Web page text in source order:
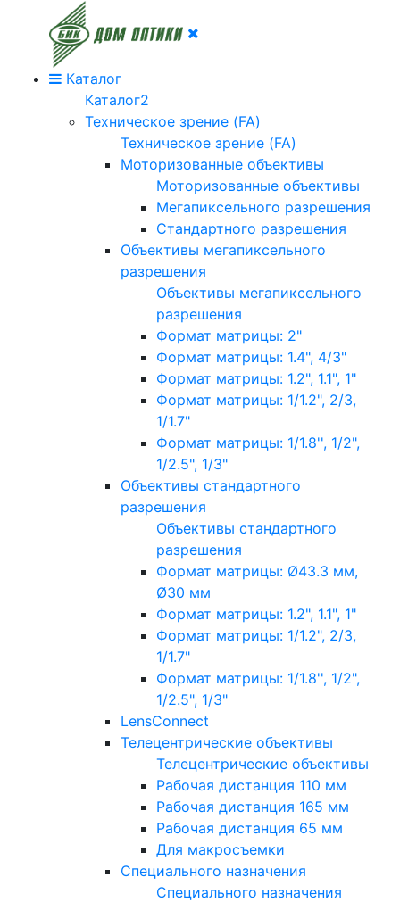
Каталог
Каталог2
Техническое зрение (FA)
Техническое зрение (FA)
Моторизованные объективы
Моторизованные объективы
Мегапиксельного разрешения
Стандартного разрешения
Объективы мегапиксельного
разрешения
Объективы мегапиксельного
разрешения
Формат матрицы: 2"
Формат матрицы: 1.4", 4/3"
Формат матрицы: 1.2", 1.1", 1"
Формат матрицы: 1/1.2", 2/3,
1/1.7"
Формат матрицы: 1/1.8'', 1/2",
1/2.5", 1/3"
Объективы стандартного
разрешения
Объективы стандартного
разрешения
Формат матрицы: Ø43.3 мм,
Ø30 мм
Формат матрицы: 1.2", 1.1", 1"
Формат матрицы: 1/1.2", 2/3,
1/1.7"
Формат матрицы: 1/1.8'', 1/2",
1/2.5", 1/3"
LensConnect
Телецентрические объективы
Телецентрические объективы
Рабочая дистанция 110 мм
Рабочая дистанция 165 мм
Рабочая дистанция 65 мм
Для макросъемки
Специального назначения
Специального назначения